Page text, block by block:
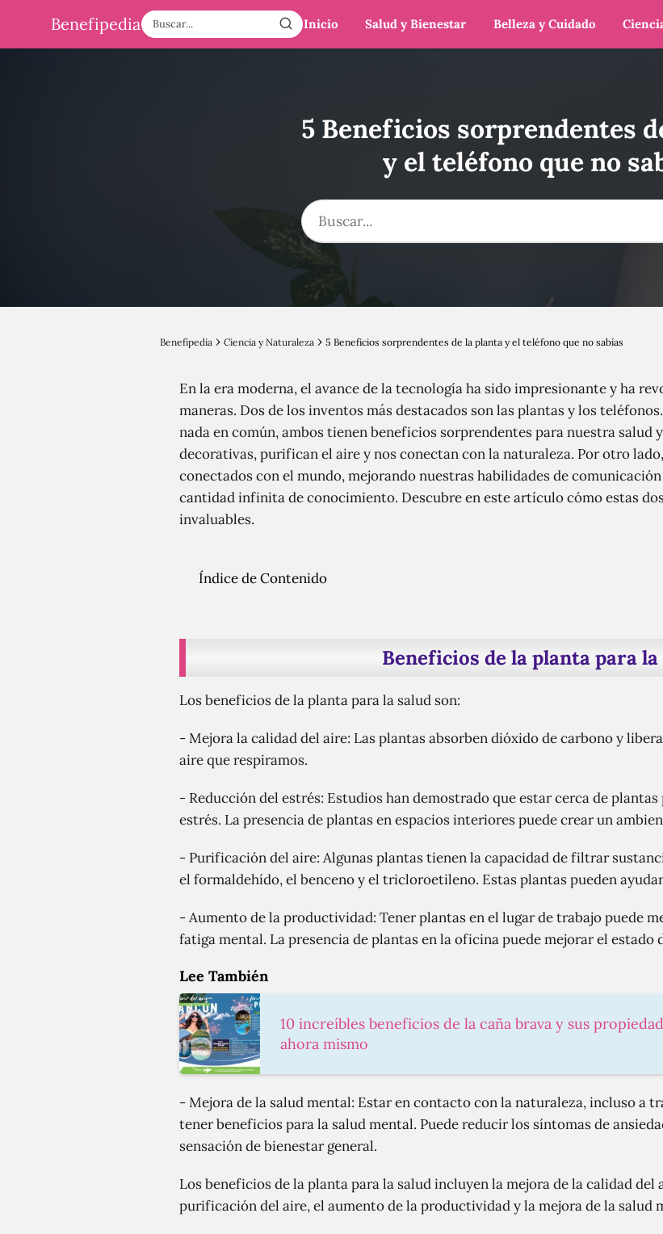
Benefipedia Inicio Salud y Bienestar Belleza y Cuidado
5 Beneficios sorprendentes
y el teléfono que no
Benefipedia Ciencia y Naturaleza 5 Beneficios sorprendentes de la planta y el teléfono que no sabías
En la era moderna, el avance de la tecnología ha sido impresionante y ha
maneras. Dos de los inventos más destacados son las plantas y los
nada en común, ambos tienen beneficios sorprendentes para nuestra salud
decorativas, purifican el aire y nos conectan con la naturaleza. Por otro
conectados con el mundo, mejorando nuestras habilidades de
cantidad infinita de conocimiento. Descubre en este artículo cómo estas
invaluables.
Índice de Contenido
Beneficios de la planta para la
Los beneficios de la planta para la salud son:
- Mejora la calidad del aire: Las plantas absorben dióxido de carbono y
aire que respiramos.
- Reducción del estrés: Estudios han demostrado que estar cerca de
estrés. La presencia de plantas en espacios interiores puede crear un
- Purificación del aire: Algunas plantas tienen la capacidad de filtrar
el formaldehído, el benceno y el tricloroetileno. Estas plantas pueden
- Aumento de la productividad: Tener plantas en el lugar de trabajo puede
fatiga mental. La presencia de plantas en la oficina puede mejorar el estado
Lee También
10 increíbles beneficios de la caña brava y sus
ahora mismo
- Mejora de la salud mental: Estar en contacto con la naturaleza, incluso a
tener beneficios para la salud mental. Puede reducir los síntomas de
sensación de bienestar general.
Los beneficios de la planta para la salud incluyen la mejora de la calidad del
purificación del aire, el aumento de la productividad y la mejora de la salud